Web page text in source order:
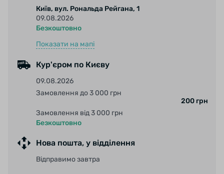
Матеріал: Пласти
Київ, вул. Рональда Рейгана, 1
09.08.2026
Безкоштовно
Показати на мапі
Кур'єром по Києву
09.08.2026
Замовлення до 3 000 грн
200 грн
Замовлення від 3 000 грн
Безкоштовно
Нова пошта, у відділення
Відправимо завтра